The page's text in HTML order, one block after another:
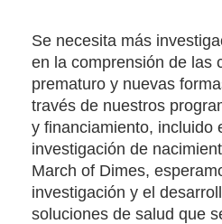
Se necesita más
en la comprensión de las
prematuro y nuevas
través de nuestros
y financiamiento, incluido
investigación de
March of Dimes,
investigación y el
soluciones de salud que